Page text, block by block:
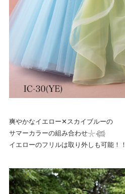
爽やかなイエロー✕スカイブルーの
サマーカラーの組み合わせ𓇼𓆉
イエローのフリルは取り外しも可能！！